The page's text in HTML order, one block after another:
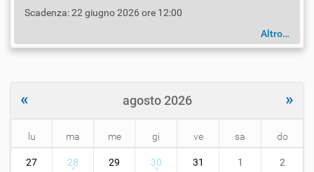
Scadenza: 22 giugno 2026 ore 12:00
Altro…
« agosto 2026 »
lu ma me gi ve sa do
27 28 29 30 31 1
2